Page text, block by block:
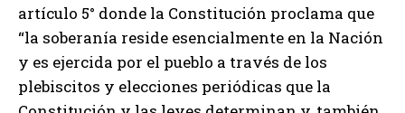
artículo 5° donde la Constitución proclama que
“la soberanía reside esencialmente en la Nación
y es ejercida por el pueblo a través de los
plebiscitos y elecciones periódicas que la